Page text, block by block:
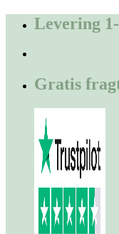
FortsætLevering
Gratis